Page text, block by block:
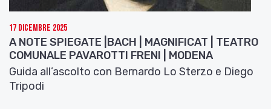
17 Dicembre 2025
A NOTE SPIEGATE |BACH | MAGNIFICAT | TEATRO
COMUNALE PAVAROTTI FRENI | MODENA
Guida all’ascolto con Bernardo Lo Sterzo e Diego
Tripodi